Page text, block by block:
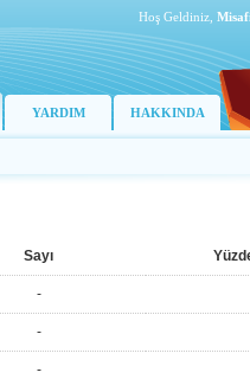
Hoş Geldiniz,
YARDIM HAKKINDA
Sayı
-
-
-